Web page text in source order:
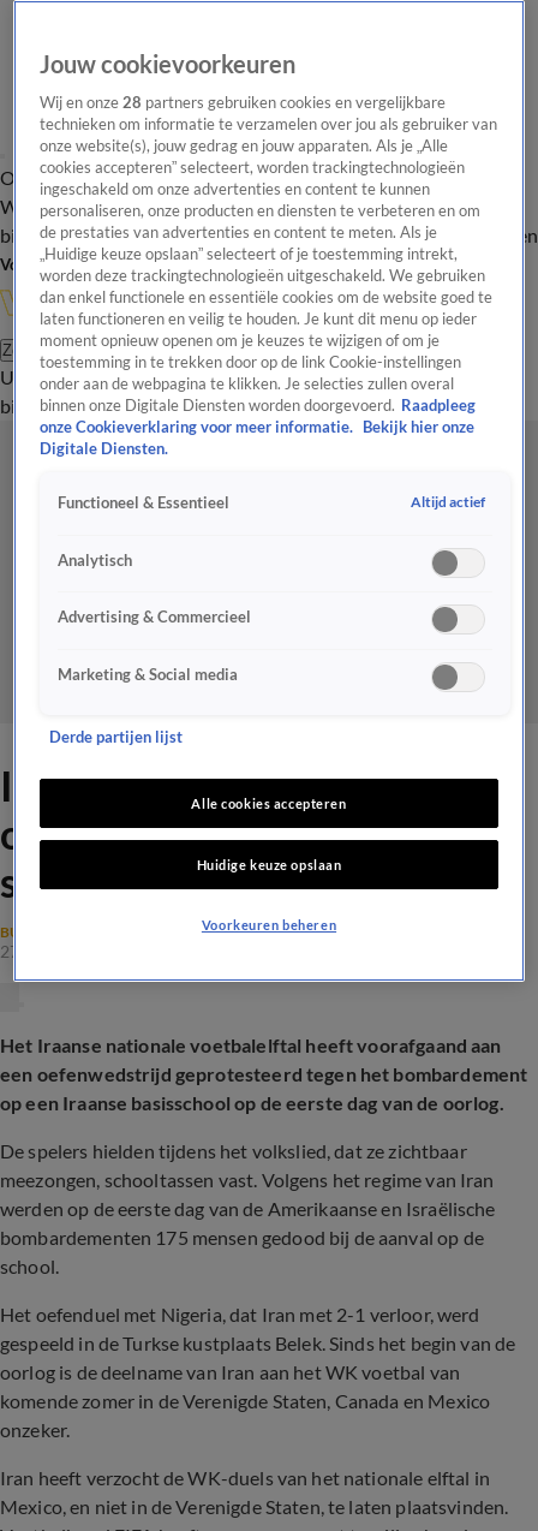
Overzicht Onze programma's Uitzendingen Onze gezichten
In de
WandelgangenInterviewsUitzending
bijwonenPodcastShopVeelgestelde vragenKijkersvraag insturen
Volg Vandaag Inside
Zoeken
UitzendingenVandaag InsideDe OranjezomerShopUitzending
bijwonen
Iraans elftal protesteert bij
oefenduel tegen
schoolbombardement
BUITENLANDS VOETBAL
27 mrt 2026, 16:59
Het Iraanse nationale voetbalelftal heeft voorafgaand aan
een oefenwedstrijd geprotesteerd tegen het bombardement
op een Iraanse basisschool op de eerste dag van de oorlog.
De spelers hielden tijdens het volkslied, dat ze zichtbaar
meezongen, schooltassen vast. Volgens het regime van Iran
werden op de eerste dag van de Amerikaanse en Israëlische
bombardementen 175 mensen gedood bij de aanval op de
school.
Het oefenduel met Nigeria, dat Iran met 2-1 verloor, werd
gespeeld in de Turkse kustplaats Belek. Sinds het begin van de
oorlog is de deelname van Iran aan het WK voetbal van
komende zomer in de Verenigde Staten, Canada en Mexico
onzeker.
Iran heeft verzocht de WK-duels van het nationale elftal in
Mexico, en niet in de Verenigde Staten, te laten plaatsvinden.
Jouw cookievoorkeuren
Wij en onze28 partners gebruiken cookies en vergelijkbare
technieken om informatie te verzamelen over jou als gebruiker van
onze website(s), jouw gedrag en jouw apparaten. Als je „Alle
cookies accepteren” selecteert, worden trackingtechnologieën
ingeschakeld om onze advertenties en content te kunnen
personaliseren, onze producten en diensten te verbeteren en om
de prestaties van advertenties en content te meten. Als je
„Huidige keuze opslaan” selecteert of je toestemming intrekt,
worden deze trackingtechnologieën uitgeschakeld. We gebruiken
dan enkel functionele en essentiële cookies om de website goed te
laten functioneren en veilig te houden. Je kunt dit menu op ieder
moment opnieuw openen om je keuzes te wijzigen of om je
toestemming in te trekken door op de link Cookie-instellingen
onder aan de webpagina te klikken. Je selecties zullen overal
binnen onze Digitale Diensten worden doorgevoerd. Raadpleeg
onze Cookieverklaring voor meer informatie.
Bekijk hier onze
Digitale Diensten.
Functioneel & Essentieel Altijd actief
Analytisch
Advertising & Commercieel
Marketing & Social media
Derde partijen lijst
Alle cookies accepteren
Huidige keuze opslaan
Voorkeuren beheren